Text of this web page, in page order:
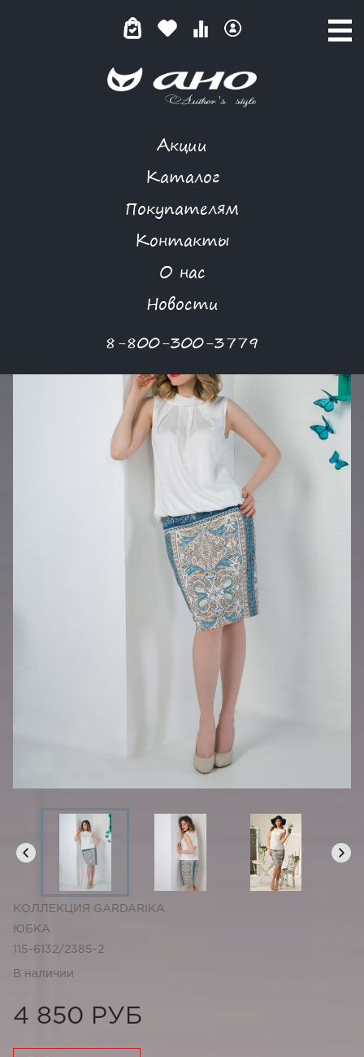
Акции
Каталог
Покупателям
Контакты
О нас
Новости
8-800-300-3779
ВИЗАНТИЙСКИЙ АВТОГРАФ
КОЛЛЕКЦИЯ GARDARIKA
ЮБКА
115-6132/2385-2
В наличии
4 850 РУБ